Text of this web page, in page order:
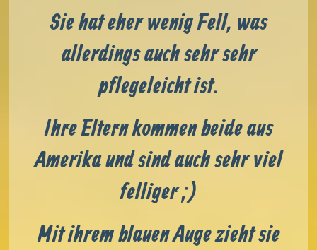
Sie hat eher wenig Fell, was
allerdings auch sehr sehr
pflegeleicht ist.
Ihre Eltern kommen beide aus
Amerikaund sind auch sehr viel
felliger ;)
Mit ihrem blauen Auge zieht sie